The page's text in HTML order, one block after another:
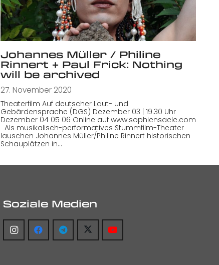
Johannes Müller / Philine
Rinnert + Paul Frick: Nothing
will be archived
27. November 2020
Theaterfilm Auf deutscher Laut- und
Gebärdensprache (DGS) Dezember 03 | 19.30 Uhr
Dezember 04 05 06 Online auf www.sophiensaele.com
Als musikalisch-performatives Stummfilm-Theater
lauschen Johannes Müller/Philine Rinnert historischen
Schauplätzen in…
Soziale Medien